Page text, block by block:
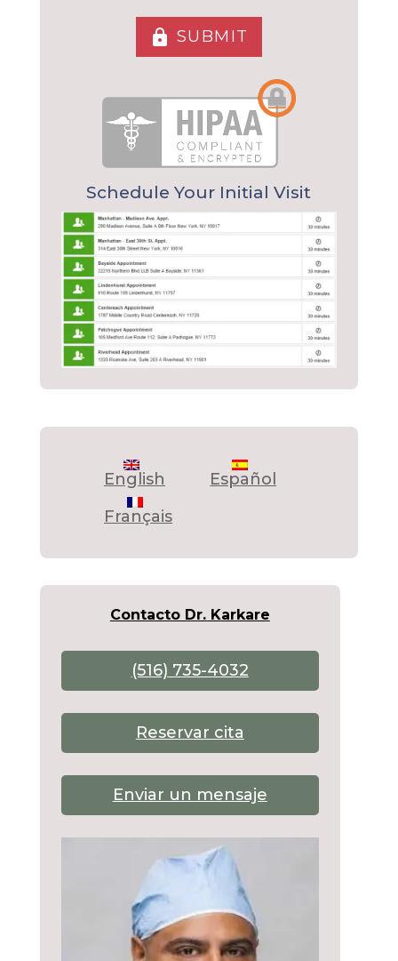
lock SUBMIT
Schedule Your Initial Visit
English
Español
Français
Contacto Dr. Karkare
(516) 735-4032
Reservar cita
Enviar un mensaje